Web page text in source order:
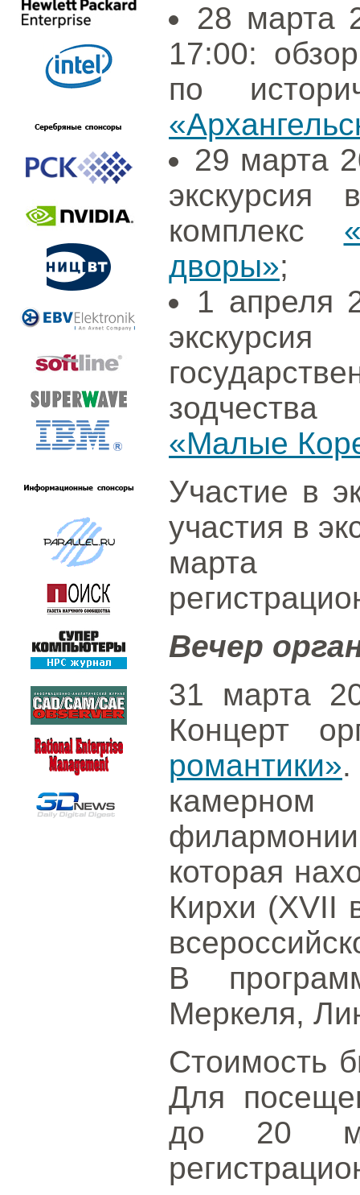
28 марта
17:00:
по
29 марта
экскурсия
комплекс
дворы»;
1 апреля
зодчества
«Малые
Участие в
участия в
марта
Вечер
31 марта
Концерт
романтики»
которая
Кирхи (XVII
В
Меркеля,
Стоимость
Для
до 20